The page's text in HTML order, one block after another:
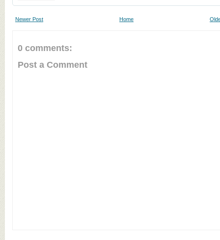
Newer Post Home
0 comments:
Post a Comment